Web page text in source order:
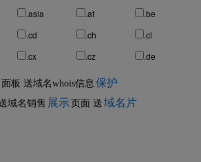
.asia .at
.be
.cd .ch
.cl
.cx .cz .de
面板 送域名whois信息 保护
域名销售 展示 页面 送 域名片